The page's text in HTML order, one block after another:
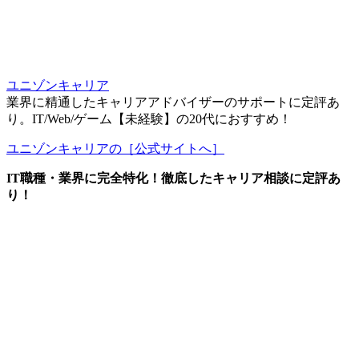
ユニゾンキャリア
業界に精通したキャリアアドバイザーのサポートに定評あ
り。IT/Web/ゲーム【未経験】の20代におすすめ！
ユニゾンキャリアの［公式サイトへ］
IT職種・業界に完全特化！徹底したキャリア相談に定評あ
り！